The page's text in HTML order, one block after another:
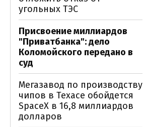
угольных ТЭС
Присвоение миллиардов
"Приватбанка": дело
Коломойского передано в
суд
Мегазавод по производству
чипов в Техасе обойдется
SpaceX в 16,8 миллиардов
долларов